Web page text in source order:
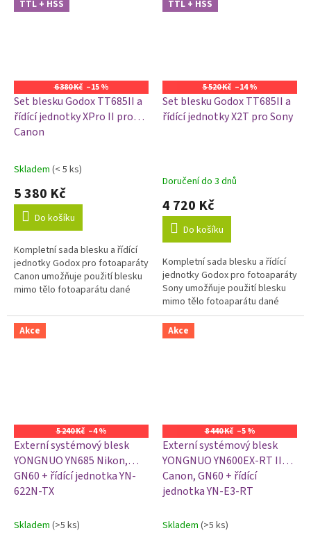
TTL + HSS
6 380 Kč –15 %
Set blesku Godox TT685II a
řídící jednotky XPro II pro
Canon
Průměrné
produktu
5,0
5
hvězdiček.
Skladem (< 5 ks)
5 380 Kč
Do košíku
Kompletní sada blesku a řídící
jednotky Godox pro fotoaparáty
Canon umožňuje použití blesku
mimo tělo fotoaparátu dané
můžete blesk s fotoaparátem...
TTL + HSS
5 520 Kč –14 %
Set blesku Godox TT685II a
řídící jednotky X2T pro Sony
Doručení do 3 dnů
4 720 Kč
Do košíku
Kompletní sada blesku a řídící
jednotky Godox pro fotoaparáty
Sony umožňuje použití blesku
mimo tělo fotoaparátu dané
značky. Použitím této sady
můžete blesk s fotoaparátem...
Akce
5 240 Kč –4 %
Externí systémový blesk
YONGNUO YN685 Nikon,
GN60 + řídící jednotka YN-
622N-TX
Skladem (>5 ks)
Akce
8 440 Kč –5 %
Externí systémový blesk
YONGNUO YN600EX-RT II
Canon, GN60 + řídící
jednotka YN-E3-RT
Skladem (>5 ks)